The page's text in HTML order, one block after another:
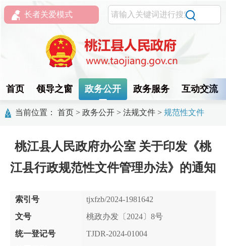
长者关爱模式
首页 领导之窗 政务公开 政务服务 互动交流
当前位置： 首页 > 政务公开 > 法规文件 > 规范性文件
桃江县人民政府办公室 关于印发《桃
江县行政规范性文件管理办法》的通知
索引号
tjxfzb/2024-1981642
文号
桃政办发〔2024〕8号
统一登记号
TJDR-2024-01004